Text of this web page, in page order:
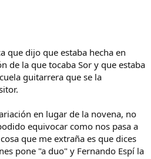
que dijo que estaba hecha en
de la que tocaba Sor y que estaba
guitarrera que se la
en lugar de la novena, no
equivocar como nos pasa a
que me extraña es que dices
pone "a duo" y Fernando Espí la